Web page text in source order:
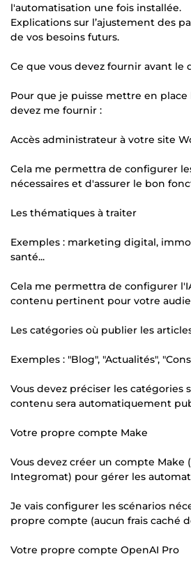
l'automatisation une fois installée.
Explications sur l’ajustement des
de vos besoins futurs.
Ce que vous devez fournir avant le
Pour que je puisse mettre en place
devez me fournir :
Accès administrateur à votre site
Cela me permettra de configurer
nécessaires et d'assurer le bon
Les thématiques à traiter
Exemples : marketing digital,
santé...
Cela me permettra de configurer
contenu pertinent pour votre
Les catégories où publier les
Exemples : "Blog", "Actualités",
Vous devez préciser les catégories
contenu sera automatiquement
Votre propre compte Make
Vous devez créer un compte
Integromat) pour gérer les
Je vais configurer les scénarios
propre compte (aucun frais caché
Votre propre compte OpenAI Pro